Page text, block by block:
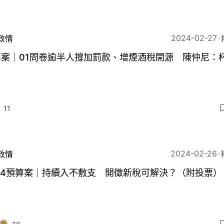
情 2024-02-27
｜01問卷逾半人撐加罰款、增煙酒稅開源 陳仲尼：
11
情 2024-02-26
預算案｜持續入不敷支 開徵新稅可解決？（附投票）